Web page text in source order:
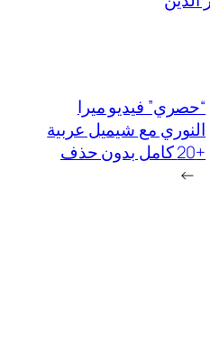
“حصري” فيديو ميرا
النوري مع شيميل عربية
+20 كامل بدون حذف
→